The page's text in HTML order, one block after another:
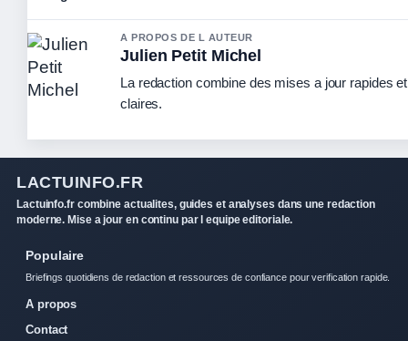
A PROPOS DE L AUTEUR
Julien Petit Michel
La redaction combine des mises a jour rapides
claires.
LACTUINFO.FR
Lactuinfo.fr combine actualites, guides et analyses dans une redaction
moderne. Mise a jour en continu par l equipe editoriale.
Populaire
Briefings quotidiens de redaction et ressources de confiance pour verification rapide.
A propos
Contact